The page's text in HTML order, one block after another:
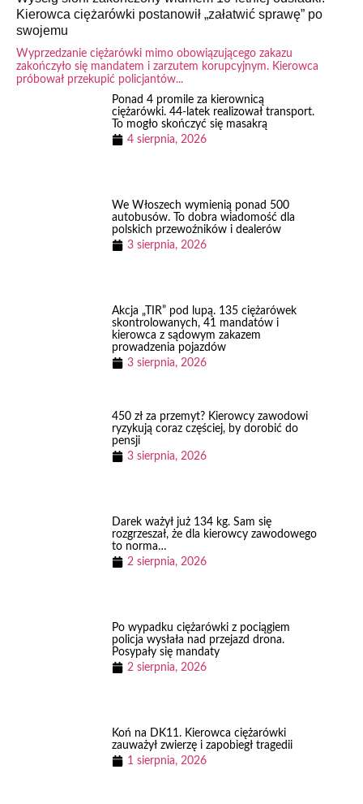
Kierowca ciężarówki postanowił „załatwić sprawę” po
swojemu
Wyprzedzanie ciężarówki mimo obowiązującego zakazu
zakończyło się mandatem i zarzutem korupcyjnym. Kierowca
próbował przekupić policjantów...
Ponad 4 promile za kierownicą
ciężarówki. 44-latek realizował transport.
To mogło skończyć się masakrą
4 sierpnia, 2026
We Włoszech wymienią ponad 500
autobusów. To dobra wiadomość dla
polskich przewoźników i dealerów
3 sierpnia, 2026
Akcja „TIR” pod lupą. 135 ciężarówek
skontrolowanych, 41 mandatów i
kierowca z sądowym zakazem
prowadzenia pojazdów
3 sierpnia, 2026
450 zł za przemyt? Kierowcy zawodowi
ryzykują coraz częściej, by dorobić do
pensji
3 sierpnia, 2026
Darek ważył już 134 kg. Sam się
rozgrzeszał, że dla kierowcy zawodowego
to norma…
2 sierpnia, 2026
Po wypadku ciężarówki z pociągiem
policja wysłała nad przejazd drona.
Posypały się mandaty
2 sierpnia, 2026
Koń na DK11. Kierowca ciężarówki
zauważył zwierzę i zapobiegł tragedii
1 sierpnia, 2026